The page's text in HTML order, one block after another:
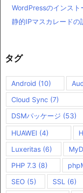
WordPressのインス
静的IPマスカレード
タグ
Android (10)
Cloud Sync (7)
DSMパッケージ (53)
HUAWEI (4)
Luxeritas (6)
PHP 7.3 (8)
SEO (5) SSL (6)